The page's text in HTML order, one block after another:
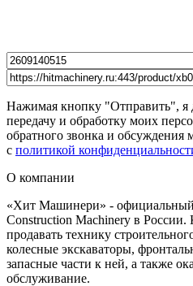
Нажимая кнопку "Отправить", я
передачу и обработку моих
обратного звонка и обсуждения
с политикой
О компании
«Хит Машинери» -
Construction Machinery в
продавать технику
колесные экскаваторы,
запасные части к ней, а также
обслуживание.